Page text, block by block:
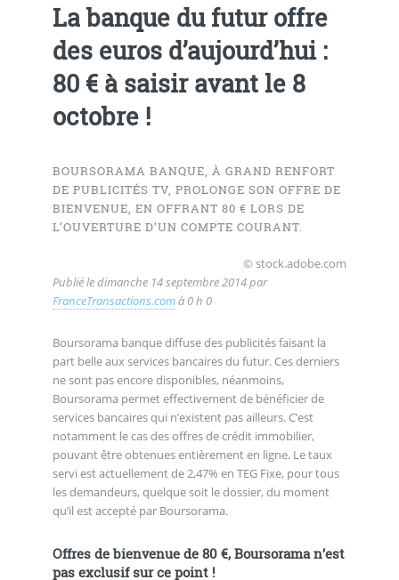
La banque du futur offre
des euros d’aujourd’hui :
80 € à saisir avant le 8
octobre !
BOURSORAMA BANQUE, À GRAND RENFORT
DE PUBLICITÉS TV, PROLONGE SON OFFRE DE
BIENVENUE, EN OFFRANT 80 € LORS DE
L’OUVERTURE D’UN COMPTE COURANT.
© stock.adobe.com
Publié ledimanche 14 septembre 2014par
FranceTransactions.comà 0 h 0
Boursorama banque diffuse des publicités faisant la
part belle aux services bancaires du futur. Ces derniers
ne sont pas encore disponibles, néanmoins,
Boursorama permet effectivement de bénéficier de
services bancaires qui n’existent pas ailleurs. C’est
notamment le cas des offres de crédit immobilier,
pouvant être obtenues entièrement en ligne. Le taux
servi est actuellement de 2,47% en TEG Fixe, pour tous
les demandeurs, quelque soit le dossier, du moment
qu’il est accepté par Boursorama.
Offres de bienvenue de 80 €, Boursorama n’est
pas exclusif sur ce point !